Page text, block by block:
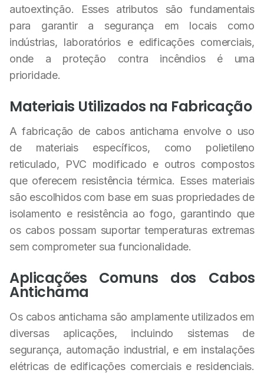
autoextinção. Esses atributos são fundamentais
para garantir a segurança em locais como
indústrias, laboratórios e edificações comerciais,
onde a proteção contra incêndios é uma
prioridade.
Materiais Utilizados na Fabricação
A fabricação de cabos antichama envolve o uso
de materiais específicos, como polietileno
reticulado, PVC modificado e outros compostos
que oferecem resistência térmica. Esses materiais
são escolhidos com base em suas propriedades de
isolamento e resistência ao fogo, garantindo que
os cabos possam suportar temperaturas extremas
sem comprometer sua funcionalidade.
Aplicações Comuns dos Cabos
Antichama
Os cabos antichama são amplamente utilizados em
diversas aplicações, incluindo sistemas de
segurança, automação industrial, e em instalações
elétricas de edificações comerciais e residenciais.